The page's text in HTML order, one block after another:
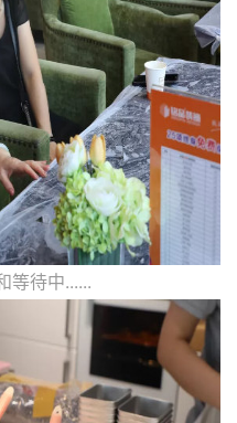
待中......